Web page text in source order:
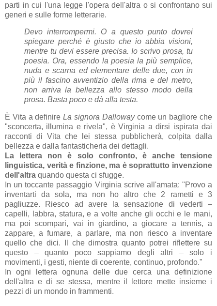
parti in cui l'una legge l'opera dell'altra o si confrontano sui
generi e sulle forme letterarie.
Devo interrompermi. O a questo punto dovrei
spiegare perché è giusto che io abbia visioni,
mentre tu devi essere precisa. Io scrivo prosa, tu
poesia. Ora, essendo la poesia la più semplice,
nuda e scarna ed elementare delle due, con in
più il fascino avventizio della rima e del metro,
non arriva la bellezza allo stesso modo della
prosa. Basta poco e dà alla testa.
È Vita a definireLa signora Dallowaycome un bagliore che
"sconcerta, illumina e rivela", è Virginia a dirsi ispirata dai
racconti di Vita che lei stessa pubblicherà, colpita dalla
bellezza e dalla fantasticheria dei dettagli.
La lettera non è solo confronto, è anche tensione
linguistica, verità e finzione, ma è soprattutto invenzione
dell'altra quando questa ci sfugge.
In un toccante passaggio Virginia scrive all'amata: "Provo a
inventarti da sola, ma non ho altro che 2 rametti e 3
pagliuzze. Riesco ad avere la sensazione di vederti –
capelli, labbra, statura, e a volte anche gli occhi e le mani,
ma poi scompari, vai in giardino, a giocare a tennis, a
zappare, a fumare, a parlare, ma non riesco a inventare
quello che dici. Il che dimostra quanto potrei riflettere su
questo – quanto poco sappiamo degli altri – solo i
movimenti, i gesti, niente di coerente, continuo, profondo."
In ogni lettera ognuna delle due cerca una definizione
dell'altra e di se stessa, mentre il lettore mette insieme i
pezzi di un mondo in frammenti.